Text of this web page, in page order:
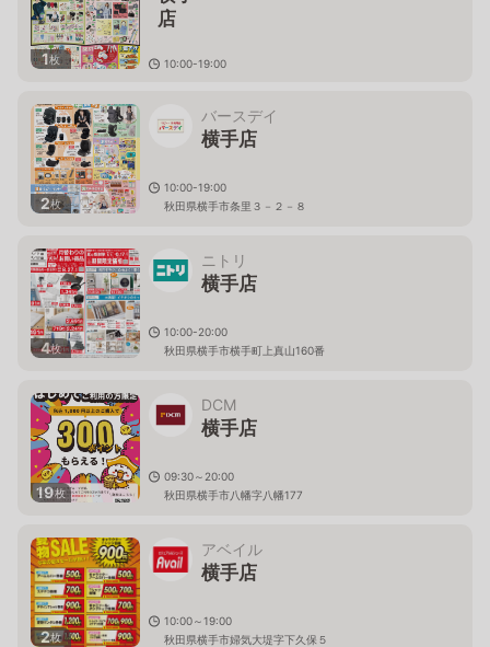
1枚
10:00-19:00
2枚
バースデイ
横手店
10:00-19:00
秋田県横手市条里３－２－８
4枚
ニトリ
横手店
10:00-20:00
秋田県横手市横手町上真山160番
19枚
DCM
横手店
09:30～20:00
秋田県横手市八幡字八幡177
2枚
アベイル
横手店
10:00～19:00
秋田県横手市婦気大堤字下久保５